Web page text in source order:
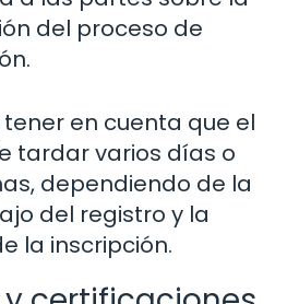
del proceso de
en cuenta que el
tardar varios días o
dependiendo de la
del registro y la
la inscripción.